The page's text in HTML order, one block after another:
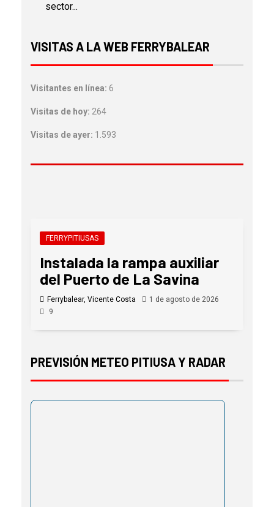
sector...
VISITAS A LA WEB FERRYBALEAR
Visitantes en línea: 6
Visitas de hoy: 264
Visitas de ayer: 1.593
FERRYPITIUSAS
Instalada la rampa auxiliar
del Puerto de La Savina
Ferrybalear, Vicente Costa
1 de agosto de 2026
9
PREVISIÓN METEO PITIUSA Y RADAR